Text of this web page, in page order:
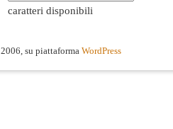
caratteri disponibili
2006, su piattaforma WordPress